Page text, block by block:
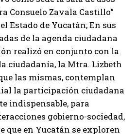
Consuelo Zavala Castillo”
Estado de Yucatán; En sus
de la agenda ciudadana
realizó en conjunto con la
ciudadanía, la Mtra. Lizbeth
las mismas, contemplan
la participación ciudadana
indispensable, para
gobierno-sociedad,
que en Yucatán se exploren